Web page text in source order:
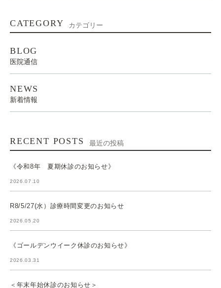
CATEGORY カテゴリー
BLOG
医院通信
NEWS
新着情報
RECENT POSTS 最近の投稿
《令和8年 夏期休診のお知らせ》
2026.07.10
R8/5/27(水）診療時間変更のお知らせ
2026.05.20
《ゴールデンウイーク休診のお知らせ》
2026.03.31
＜年末年始休診のお知らせ＞